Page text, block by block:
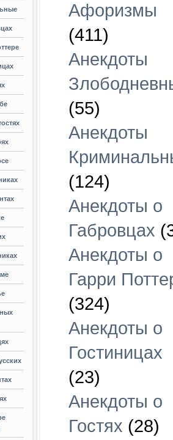
Афоризмы
(411)
Анекдоты
(55)
Анекдоты
(124)
Анекдоты о
Габровцах
Анекдоты о
Гарри
(324)
Анекдоты о
Гостиницах
(23)
Анекдоты о
Гостях (28)